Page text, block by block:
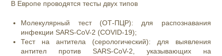
В Европе проводятся тесты двух типов
Молекулярный тест (ОТ-ПЦР): для распознавания
инфекции SARS-CoV-2 (COVID-19);
Тест на антитела (серологический): для выявления
антител против SARS-CoV-2, указывающих на